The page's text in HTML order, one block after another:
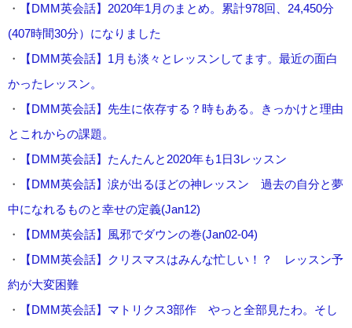
・
【DMM英会話】2020年1月のまとめ。累計978回、24,450分
(407時間30分）になりました
・
【DMM英会話】1月も淡々とレッスンしてます。最近の面白
かったレッスン。
・
【DMM英会話】先生に依存する？時もある。きっかけと理由
とこれからの課題。
・
【DMM英会話】たんたんと2020年も1日3レッスン
・
【DMM英会話】涙が出るほどの神レッスン 過去の自分と夢
中になれるものと幸せの定義(Jan12)
・
【DMM英会話】風邪でダウンの巻(Jan02-04)
・
【DMM英会話】クリスマスはみんな忙しい！？ レッスン予
約が大変困難
・
【DMM英会話】マトリクス3部作 やっと全部見たわ。そし